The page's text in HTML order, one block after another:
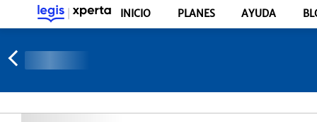
INICIO PLANES AYUDA